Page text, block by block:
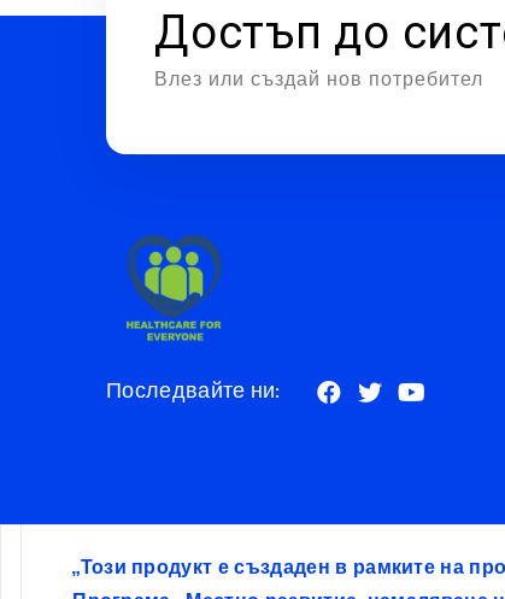
Достъп до
Влез или създай нов потребител
Последвайте ни:
„Този продукт е създаден в рамките на